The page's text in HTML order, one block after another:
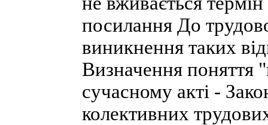
посилання До
виникнення таких
Визначення поняття
сучасному акті -
колективних